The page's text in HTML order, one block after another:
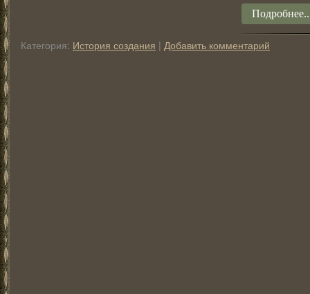
Категория: История создания | Добавить комментарий